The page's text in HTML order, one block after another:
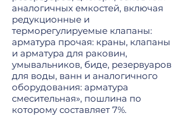
аналогичных емкостей, включая
редукционные и
терморегулируемые клапаны:
арматура прочая: краны, клапаны
и арматура для раковин,
умывальников, биде, резервуаров
для воды, ванн и аналогичного
оборудования: арматура
смесительная», пошлина по
которому составляет 7%.